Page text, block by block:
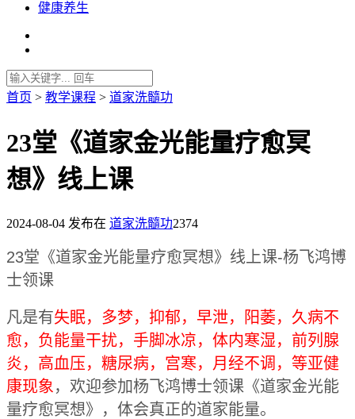
健康养生
首页 > 教学课程 > 道家洗髓功
23堂《道家金光能量疗愈冥
想》线上课
2024-08-04 发布在 道家洗髓功2374
23堂《道家金光能量疗愈冥想》线上课-杨飞鸿博
士领课
凡是有失眠，多梦，抑郁，早泄，阳萎，久病不
愈，负能量干扰，手脚冰凉，体内寒湿，前列腺
炎，高血压，糖尿病，宫寒，月经不调，等亚健
康现象，欢迎参加杨飞鸿博士领课《道家金光能
量疗愈冥想》，体会真正的道家能量。